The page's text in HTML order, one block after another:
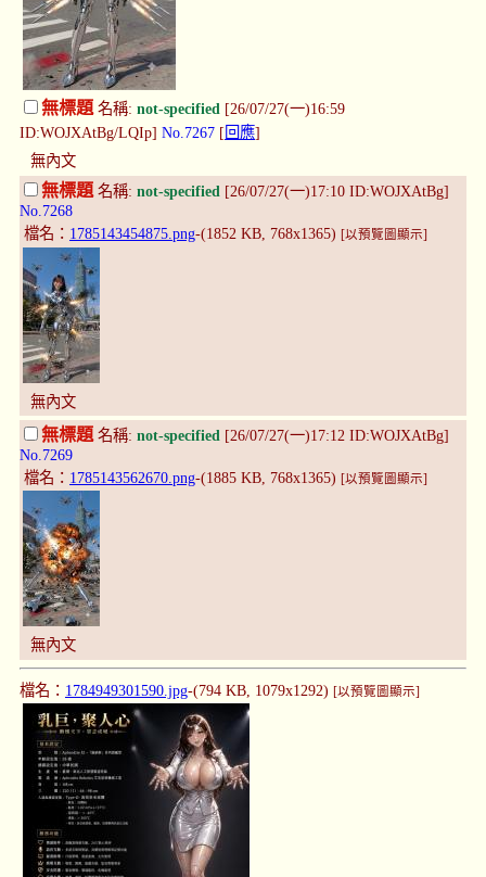
無標題名稱: not-specified [26/07/27(一)16:59
ID:WOJXAtBg/LQIp] No.7267 [ 回應]
無內文
無標題名稱: not-specified [26/07/27(一)17:10 ID:WOJXAtBg]
No.7268
檔名： 1785143454875.png-(1852 KB, 768x1365) [以預覽圖顯示]
無內文
無標題 名稱: not-specified [26/07/27(一)17:12 ID:WOJXAtBg]
No.7269
檔名： 1785143562670.png-(1885 KB, 768x1365) [以預覽圖顯示]
無內文
檔名： 1784949301590.jpg-(794 KB, 1079x1292) [以預覽圖顯示]